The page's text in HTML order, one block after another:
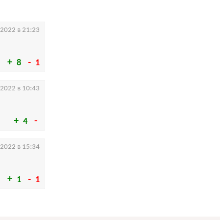
8 1
в 21:23
4
в 10:43
1 1
в 15:34